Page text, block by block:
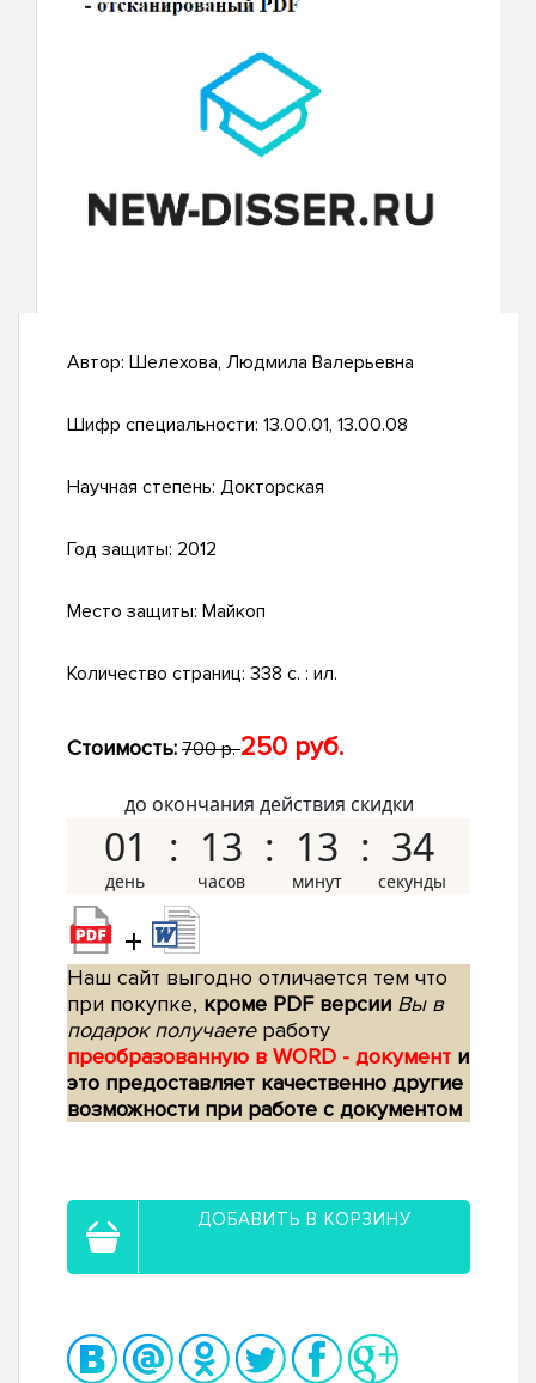
Автор: Шелехова, Людмила Валерьевна
Шифр специальности: 13.00.01, 13.00.08
Научная степень: Докторская
Год защиты: 2012
Место защиты: Майкоп
Количество страниц: 338 с. : ил.
Стоимость: 700 р.250 руб.
до окончания действия скидки
01 13 13 33
+
Наш сайт выгодно отличается тем что
при покупке, кроме PDF версии Вы в
подарок получаетеработу
преобразованную в WORD - документ и
это предоставляет качественно другие
возможности при работе с документом
ДОБАВИТЬ В КОРЗИНУ